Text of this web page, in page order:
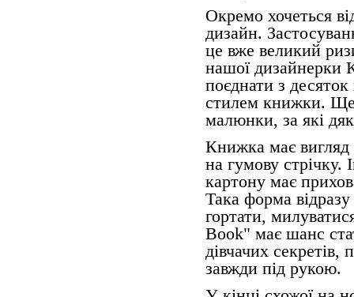
Окремо хочеться
дизайн.
це вже великий
нашої дизайнерки
поєднати з
стилем книжки.
малюнки, за які
Книжка має вигляд
на гумову стрічку.
картону має
Така форма
гортати,
Book" має шанс
дівчачих
завжди під рукою.